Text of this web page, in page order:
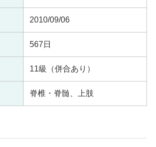
2010/09/06
567日
11級（併合あり）
脊椎・脊髄、上肢